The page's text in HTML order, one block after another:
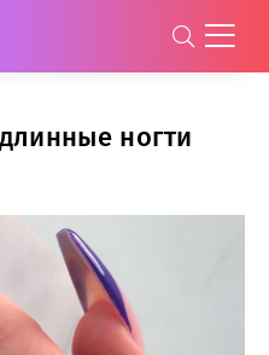
ногти